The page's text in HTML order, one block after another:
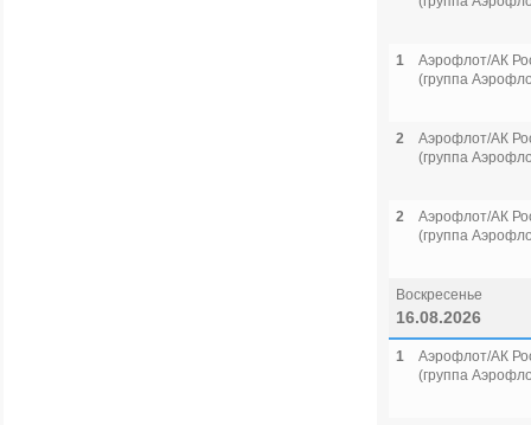
1
Аэрофлот/АК
(группа
2
Аэрофлот/АК
(группа
2
Аэрофлот/АК
(группа
Воскресенье
16.08.2026
1
Аэрофлот/АК
(группа